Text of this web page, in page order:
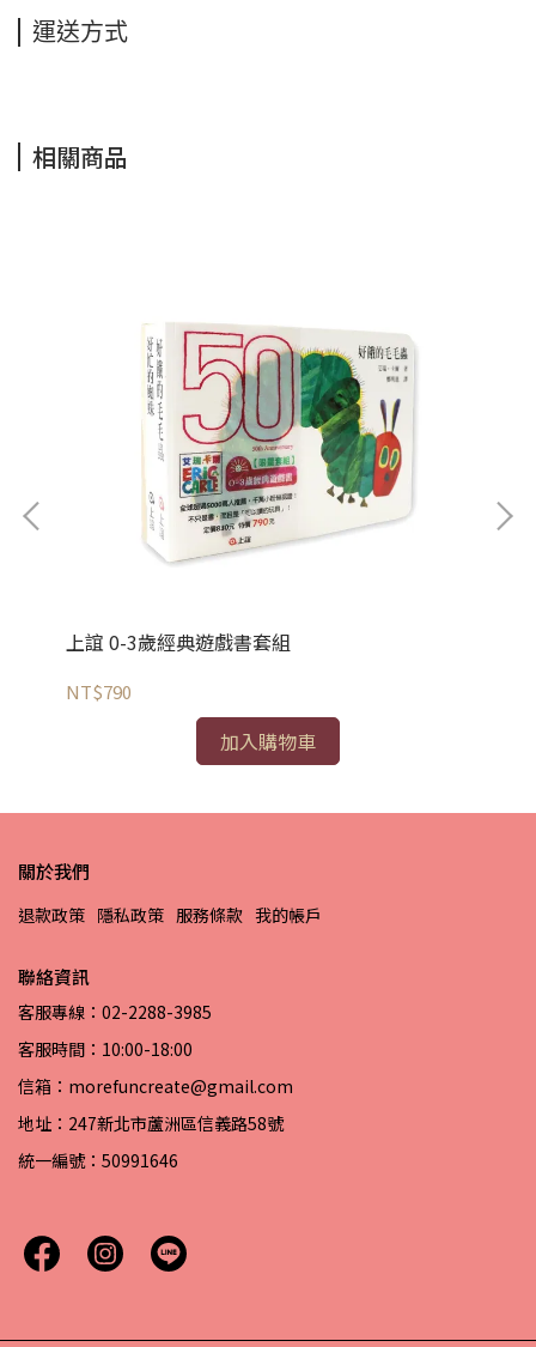
運送方式
相關商品
上誼 0-3歲經典遊戲書套組
NT$790
加入購物車
關於我們
退款政策 隱私政策 服務條款 我的帳戶
聯絡資訊
客服專線：02-2288-3985
客服時間：10:00-18:00
信箱：morefuncreate@gmail.com
地址：247新北市蘆洲區信義路58號
統一編號：50991646